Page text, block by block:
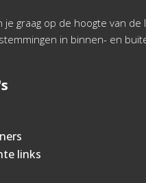
je graag op de hoogte van de
in binnen- en
links